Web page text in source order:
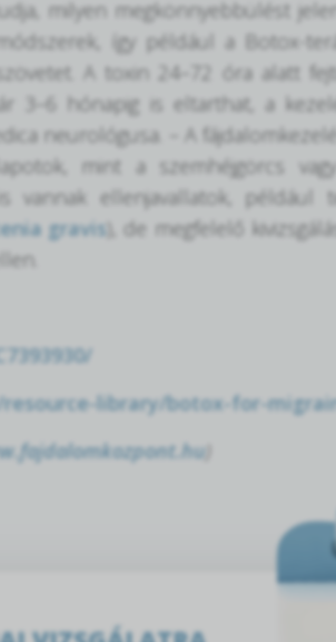
milyen megkönnyebbülést
így például a Botox-
A toxin 24–72 óra alatt
3–6 hónapig is eltarthat, a
neurológusa. – A
mint a szemhéjgörcs
vannak ellenjavallatok, például
gravis), de megfelelő
library/botox-for-